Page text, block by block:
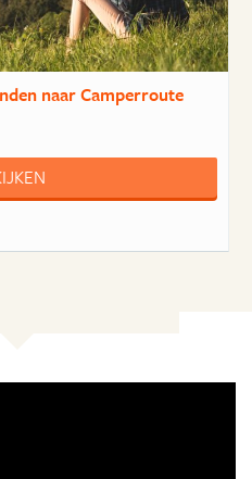
naar Camperroute